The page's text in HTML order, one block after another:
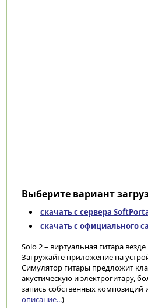
Выберите вариант
скачать с сервера
скачать с официального
Solo 2 – виртуальная гитара
Загружайте приложение на
Симулятор гитары предложит
акустическую и электрогитару,
запись собственных композиций
описание...)